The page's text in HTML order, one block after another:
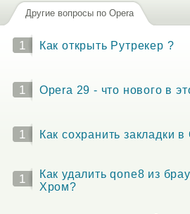
Другие вопросы по Opera
1 Как открыть Рутрекер ?
1 Opera 29 - что нового в
1 Как сохранить закладки
1
Как удалить qone8 из
Хром?